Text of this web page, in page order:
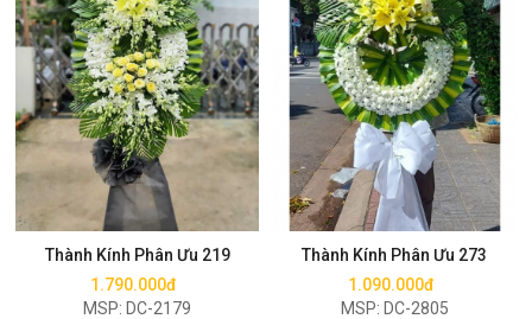
Thành Kính Phân Ưu 219
1.790.000đ
MSP: DC-2179
Mua ngay
Thành Kính Phân Ưu 273
1.090.000đ
MSP: DC-2805
Mua ngay